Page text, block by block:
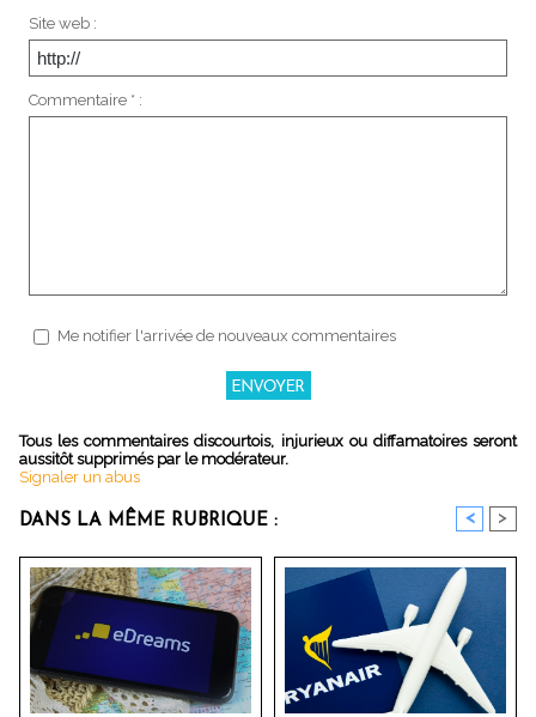
Site web :
Commentaire * :
Me notifier l'arrivée de nouveaux commentaires
Tous les commentaires discourtois, injurieux ou diffamatoires seront
aussitôt supprimés par le modérateur.
Signaler un abus
DANS LA MÊME RUBRIQUE : < >